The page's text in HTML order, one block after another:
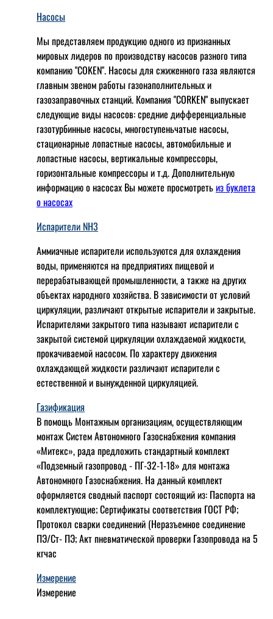
Насосы
Мы представляем продукцию одного из признанных
мировых лидеров по производству насосов разного типа
компанию "COKEN". Насосы для сжиженного газа являются
главным звеном работы газонаполнительных и
газозаправочных станций. Компания "CORKEN" выпускает
следующие виды насосов: cредние дифференциальные
газотурбинные насосы, многоступеньчатые насосы,
стационарные лопастные насосы, автомобильные и
лопaстные насосы, вертикальные компрессоры,
горизонтальные компрессоры и т.д. Дополнительную
информацию о насосах Вы можете просмотретьиз буклета
о насосах
Испарители NH3
Аммиачные испарители используются для охлаждения
воды, применяются на предприятиях пищевой и
перерабатывающей промышленности, а также на других
объектах народного хозяйства. В зависимости от условий
циркуляции, различают открытые испарители и закрытые.
Испарителями закрытого типа называют испарители с
закрытой системой циркуляции охлаждаемой жидкости,
прокачиваемой насосом. По характеру движения
охлаждающей жидкости различают испарители с
естественной и вынужденной циркуляцией.
Газификация
В помощь Монтажным организациям, осуществляющим
монтаж Систем Автономного Газоснабжения компания
«Митекс», рада предложить стандартный комплект
«Подземный газопровод - ПГ-32-1-18» для монтажа
Автономного Газоснабжения. На данный комплект
оформляется сводный паспорт состоящий из: Паспорта на
комплектующие;Сертификаты соответствия ГОСТ РФ;
Протокол сварки соединений (Неразъемное соединение
ПЭ/Ст- ПЭ;Акт пневматической проверки Газопровода на 5
кгчас
Измерение
Измерение